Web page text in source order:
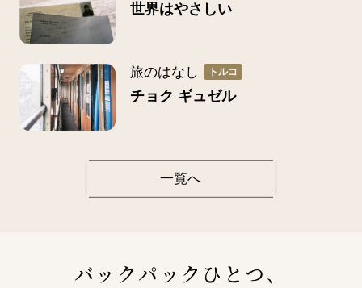
世界はやさしい
旅のはなし トルコ
チョク ギュゼル
一覧へ
​バックパックひとつ、